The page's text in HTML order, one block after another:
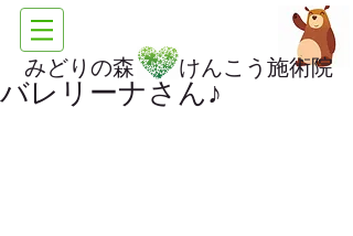
みどりの森 けんこう施術院
バレリーナさん♪